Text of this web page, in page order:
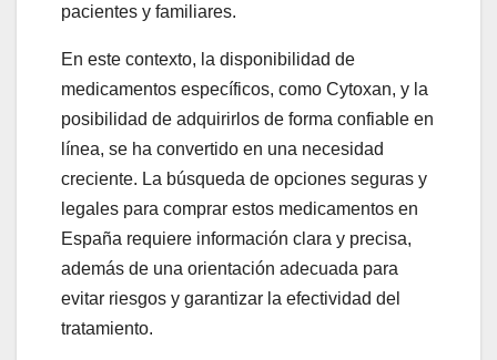
pacientes y familiares.
En este contexto, la disponibilidad de
medicamentos específicos, como Cytoxan, y la
posibilidad de adquirirlos de forma confiable en
línea, se ha convertido en una necesidad
creciente. La búsqueda de opciones seguras y
legales para comprar estos medicamentos en
España requiere información clara y precisa,
además de una orientación adecuada para
evitar riesgos y garantizar la efectividad del
tratamiento.